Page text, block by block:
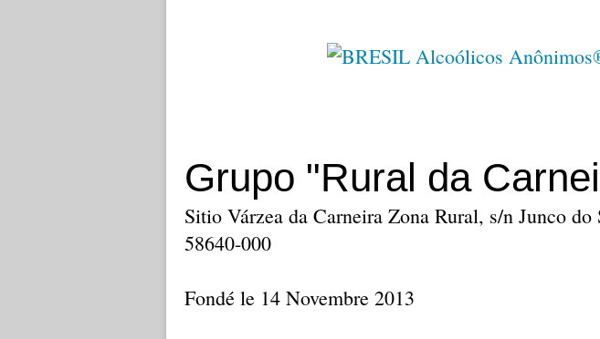
Grupo "Rural da
Sitio Várzea da Carneira Zona Rural, s/n Junco do
58640-000
Fondé le 14 Novembre 2013